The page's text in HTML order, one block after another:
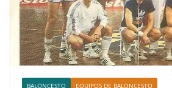
BALONCESTO EQUIPOS DE BALONCESTO